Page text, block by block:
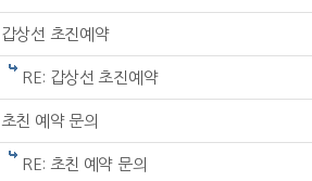
갑상선 초진예약
RE: 갑상선 초진예약
초친 예약 문의
RE: 초친 예약 문의